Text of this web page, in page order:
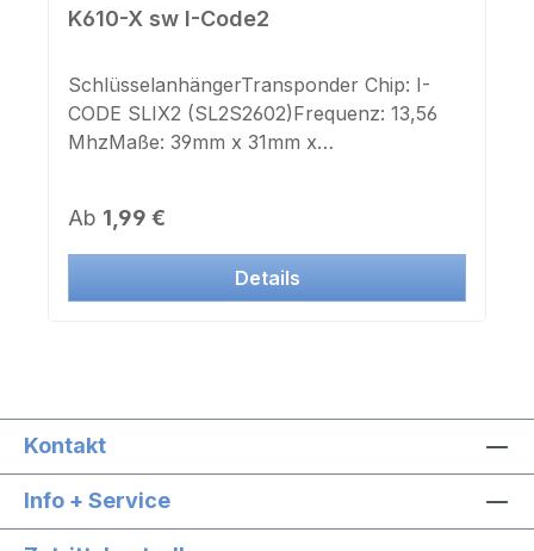
K610-X sw I-Code2
SchlüsselanhängerTransponder Chip: I-
CODE SLIX2 (SL2S2602)Frequenz: 13,56
MhzMaße: 39mm x 31mm x
Chipnummer: neinAufkleber Chipnummer:
neinGeeignet für Lasergravur oder
Regulärer Preis:
Ab 1,99 €
Details
Kontakt
Info + Service